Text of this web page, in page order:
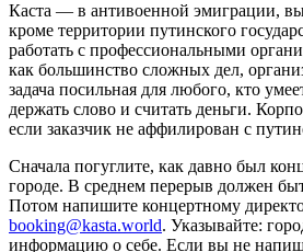
Каста — в антивоенной эмиграции,
кроме территории путинского
работать с профессиональными
как большинство сложных дел,
задача посильная для любого, кто
держать слово и считать деньги.
если заказчик не аффилирован с
Сначала погуглите, как давно был
городе. В среднем перерыв должен
Потом напишите концертному
booking@kasta.world. Указывайте:
информацию о себе. Если вы не